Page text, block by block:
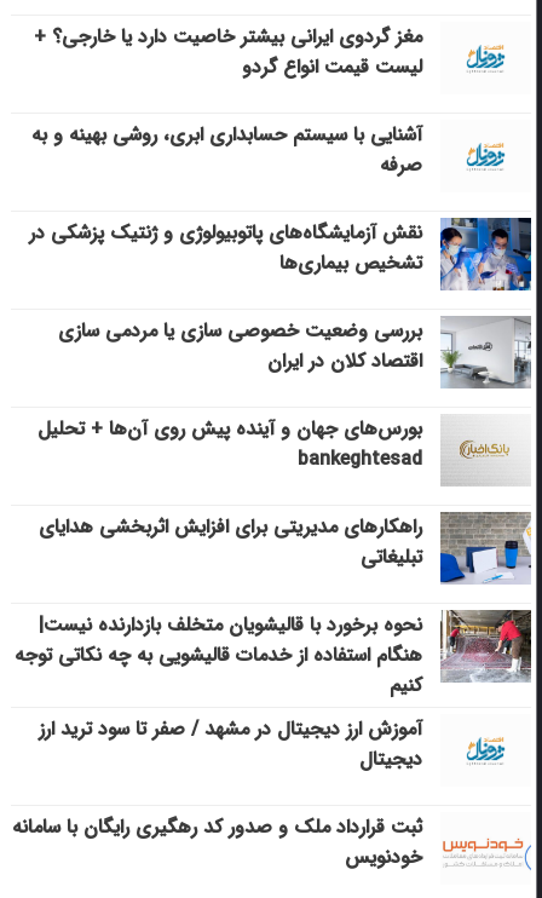
مغز گردوی ایرانی بیشتر خاصیت دارد یا خارجی؟ +
لیست قیمت انواع گردو
آشنایی با سیستم حسابداری ابری، روشی بهینه و به
صرفه
نقش آزمایشگاه‌های پاتوبیولوژی و ژنتیک پزشکی در
تشخیص بیماری‌ها
بررسی وضعیت خصوصی سازی یا مردمی سازی
اقتصاد کلان در ایران
بورس‌های جهان و آینده پیش روی آن‌ها + تحلیل
bankeghtesad
راهکارهای مدیریتی برای افزایش اثربخشی هدایای
تبلیغاتی
نحوه برخورد با قالیشویان متخلف بازدارنده نیست|
هنگام استفاده از خدمات قالیشویی به چه نکاتی توجه
کنیم
آموزش ارز دیجیتال در مشهد / صفر تا سود ترید ارز
دیجیتال
ثبت قرارداد ملک و صدور کد رهگیری رایگان با سامانه
خودنویس